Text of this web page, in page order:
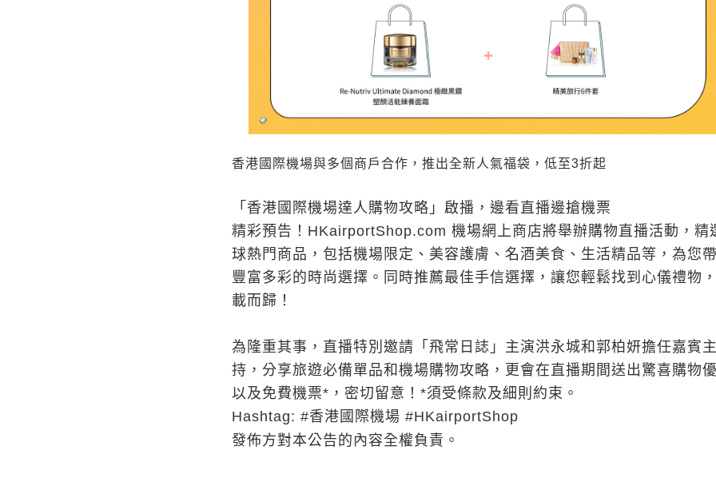
香港國際機場與多個商戶合作，推出全新人氣福袋，低至3折起
「香港國際機場達人購物攻略」啟播，邊看直播邊搶機票
精彩預告！HKairportShop.com 機場網上商店將舉辦購物直播活動，精
球熱門商品，包括機場限定、美容護膚、名酒美食、生活精品等，為您
豐富多彩的時尚選擇。同時推薦最佳手信選擇，讓您輕鬆找到心儀禮物
載而歸！
為隆重其事，直播特別邀請「飛常日誌」主演洪永城和郭柏妍擔任嘉賓
持，分享旅遊必備單品和機場購物攻略，更會在直播期間送出驚喜購物
以及免費機票*，密切留意！*須受條款及細則約束。
Hashtag: #香港國際機場 #HKairportShop
發佈方對本公告的內容全權負責。